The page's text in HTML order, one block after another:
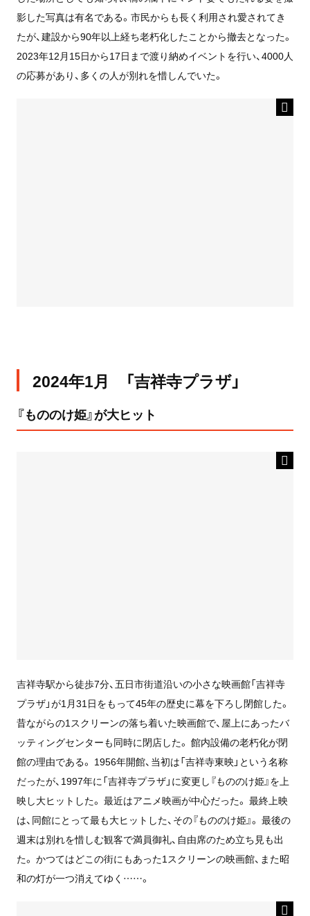
影した写真は有名である。市民からも長く利用され愛されてき
たが、建設から90年以上経ち老朽化したことから撤去となった。
2023年12月15日から17日まで渡り納めイベントを行い、4000人
の応募があり、多くの人が別れを惜しんでいた。
2024年1月 「吉祥寺プラザ」
『もののけ姫』が大ヒット
吉祥寺駅から徒歩7分、五日市街道沿いの小さな映画館「吉祥寺
プラザ」が1月31日をもって45年の歴史に幕を下ろし閉館した。
昔ながらの1スクリーンの落ち着いた映画館で、屋上にあったバ
ッティングセンターも同時に閉店した。 館内設備の老朽化が閉
館の理由である。 1956年開館、当初は「吉祥寺東映」という名称
だったが、1997年に「吉祥寺プラザ」に変更し『もののけ姫』を上
映し大ヒットした。 最近はアニメ映画が中心だった。 最終上映
は、同館にとって最も大ヒットした、その『もののけ姫』。 最後の
週末は別れを惜しむ観客で満員御礼、自由席のため立ち見も出
た。 かつてはどこの街にもあった1スクリーンの映画館、また昭
和の灯が一つ消えてゆく……。